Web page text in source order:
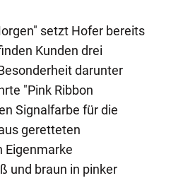
setzt Hofer bereits
Kunden drei
darunter
"Pink Ribbon
Signalfarbe für die
geretteten
Eigenmarke
und braun in pinker